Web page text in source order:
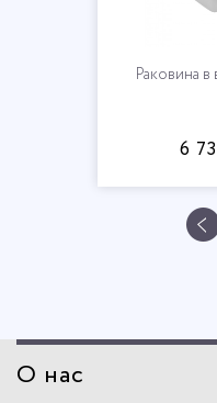
Раковина
6
О нас